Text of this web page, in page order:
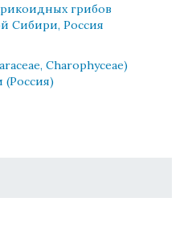
грибов
Сибири, Россия
Charophyceae)